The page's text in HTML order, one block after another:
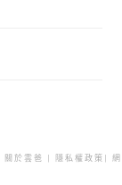
關於雲爸 | 隱私權政策 | 網